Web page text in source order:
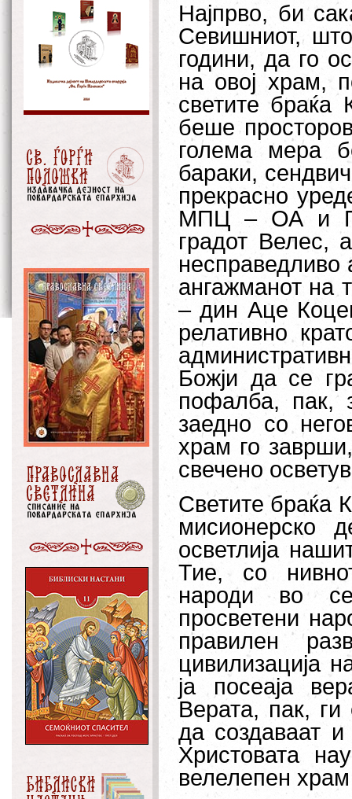
Најпрво, би
Севишниот,
години, да го
на овој храм,
светите браќа
беше
голема мера
бараки,
прекрасно
МПЦ – ОА и
градот Велес,
несправедливо
ангажманот на
– дин Аце
релативно
Божји да се
пофалба, пак,
заедно со
храм го
свечено
Светите браќа
мисионерско
осветлија
Тие, со
народи во
просветени
правилен
цивилизација
ја посеаја
Верата, пак,
да создаваат
Христовата
велелепен